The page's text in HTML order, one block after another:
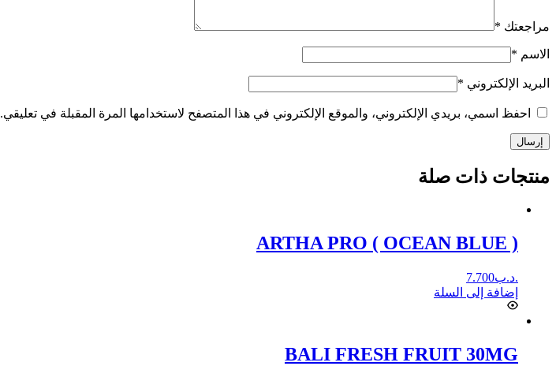
مراجعتك *
الاسم *
البريد الإلكتروني *
احفظ اسمي، بريدي الإلكتروني، والموقع الإلكتروني في هذا المتصفح لاستخدامها المرة المقبلة في تعليقي.
إرسال
منتجات ذات صلة
ARTHA PRO ( OCEAN BLUE )
.د.ب7.700
إضافة إلى السلة
BALI FRESH FRUIT 30MG